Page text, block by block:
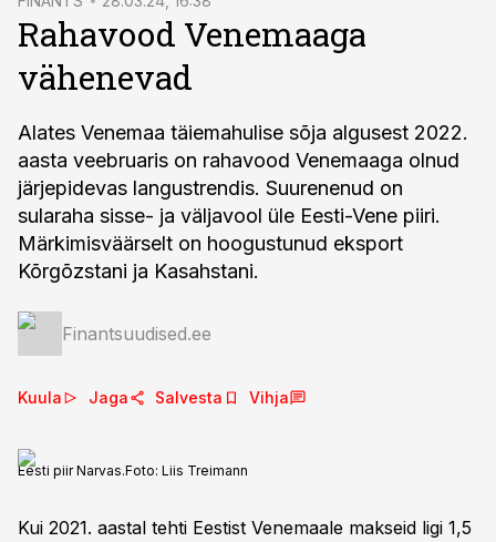
Rahavood Venemaaga
vähenevad
Alates Venemaa täiemahulise sõja algusest 2022.
aasta veebruaris on rahavood Venemaaga olnud
järjepidevas langustrendis. Suurenenud on
sularaha sisse- ja väljavool üle Eesti-Vene piiri.
Märkimisväärselt on hoogustunud eksport
Kõrgõzstani ja Kasahstani.
Finantsuudised.ee
Kuula Jaga Salvesta Vihja
Eesti piir Narvas.Foto: Liis Treimann
Kui 2021. aastal tehti Eestist Venemaale makseid ligi 1,5